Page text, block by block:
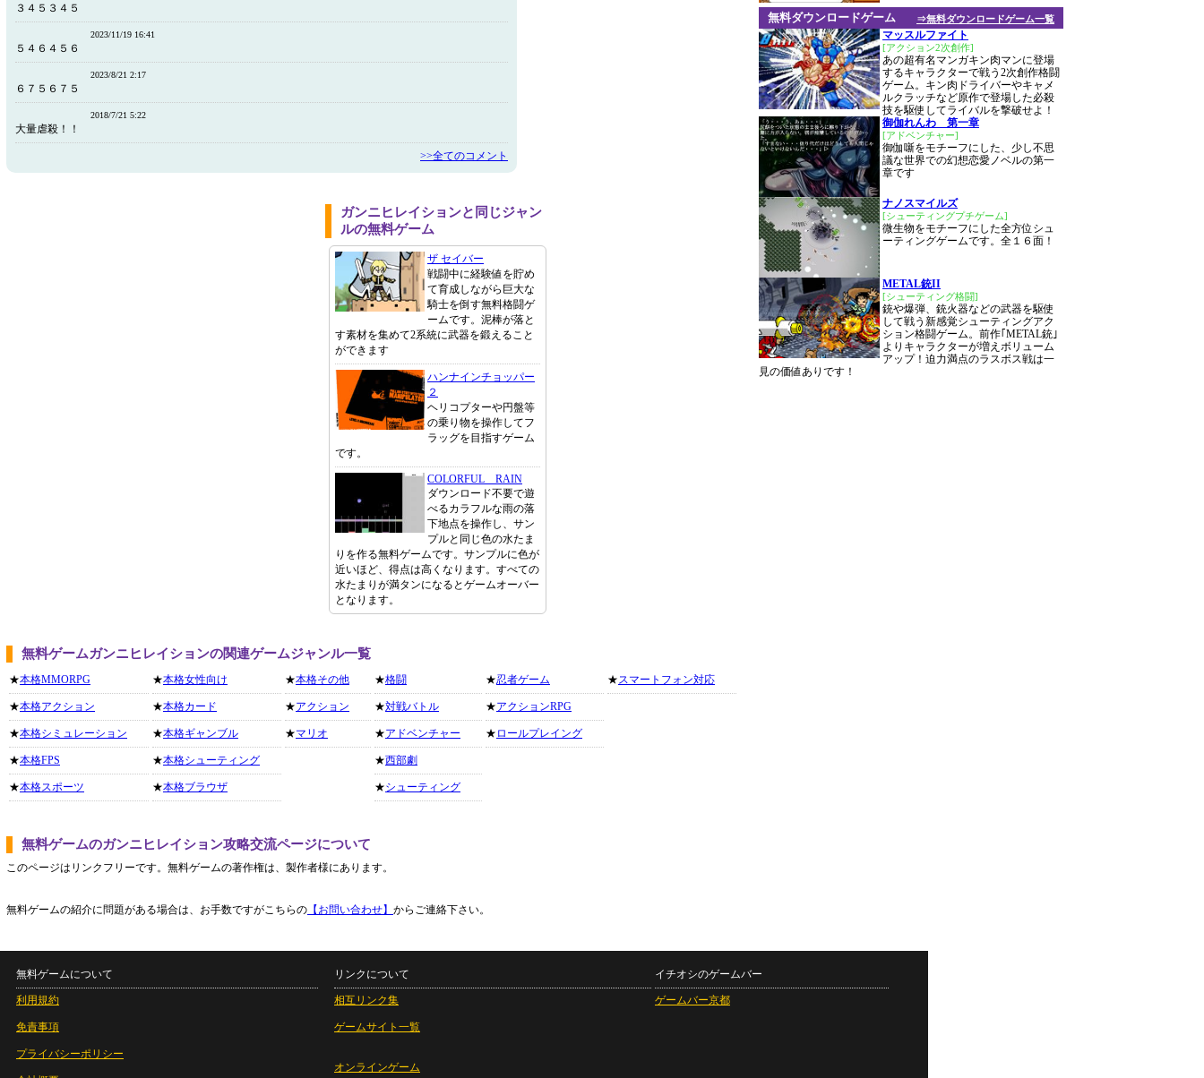
３４５３４５
2023/11/19 16:41
５４６４５６
2023/8/21 2:17
６７５６７５
2018/7/21 5:22
大量虐殺！！
>>全てのコメント
ガンニヒレイションと同じジャン
ルの無料ゲーム
ザ セイバー
戦闘中に経験値を貯め
て育成しながら巨大な
騎士を倒す無料格闘ゲ
ームです。泥棒が落と
す素材を集めて2系統に武器を鍛えること
ができます
ハンナインチョッパー
２
ヘリコプターや円盤等
の乗り物を操作してフ
ラッグを目指すゲーム
です。
COLORFUL RAIN
ダウンロード不要で遊
べるカラフルな雨の落
下地点を操作し、サン
プルと同じ色の水たま
りを作る無料ゲームです。サンプルに色が
近いほど、得点は高くなります。すべての
水たまりが満タンになるとゲームオーバー
となります。
無料ゲームガンニヒレイションの関連ゲームジャンル一覧
★本格MMORPG
★本格アクション
★本格シミュレーション
★本格FPS
★本格スポーツ
★本格女性向け
★本格カード
★本格ギャンブル
★本格シューティング
★本格ブラウザ
★本格その他
★アクション
★マリオ
★格闘
★対戦バトル
★アドベンチャー
★西部劇
★シューティング
★忍者ゲーム
★アクションRPG
★ ロールプレイング
★スマートフォン対応
無料ゲームのガンニヒレイション攻略交流ページについて
このページはリンクフリーです。無料ゲームの著作権は、製作者様にあります。
無料ゲームの紹介に問題がある場合は、お手数ですがこちらの 【お問い合わせ】 からご連絡下さい。
⇒無料ダウンロードゲーム一覧
無料ダウンロードゲーム
マッスルファイト
[アクション2次創作]
あの超有名マンガキン肉マンに登場
するキャラクターで戦う2次創作格闘
ゲーム。キン肉ドライバーやキャメ
ルクラッチなど原作で登場した必殺
技を駆使してライバルを撃破せよ！
御伽れんわ 第一章
[アドベンチャー]
御伽噺をモチーフにした、少し不思
議な世界での幻想恋愛ノベルの第一
章です
ナノスマイルズ
[シューティングプチゲーム]
微生物をモチーフにした全方位シュ
ーティングゲームです。全１６面！
METAL銃II
[シューティング格闘]
銃や爆弾、銃火器などの武器を駆使
して戦う新感覚シューティングアク
ション格闘ゲーム。前作｢METAL銃｣
よりキャラクターが増えボリューム
アップ！迫力満点のラスボス戦は一
見の価値ありです！
無料ゲームについて
利用規約
免責事項
プライバシーポリシー
リンクについて
相互リンク集
ゲームサイト一覧
オンラインゲーム
イチオシのゲームバー
ゲームバー京都